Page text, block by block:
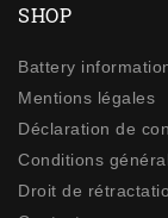
SHOP
Battery
Mentions légales
Déclaration de
Conditions
Droit de